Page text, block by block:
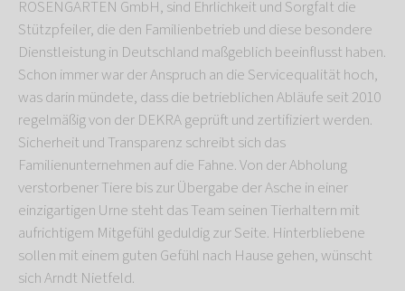
ROSENGARTEN GmbH, sind Ehrlichkeit und Sorgfalt die
Stützpfeiler, die den Familienbetrieb und diese besondere
Dienstleistung in Deutschland maßgeblich beeinflusst haben.
Schon immer war der Anspruch an die Servicequalität hoch,
was darin mündete, dass die betrieblichen Abläufe seit 2010
regelmäßig von der DEKRA geprüft und zertifiziert werden.
Sicherheit und Transparenz schreibt sich das
Familienunternehmen auf die Fahne. Von der Abholung
verstorbener Tiere bis zur Übergabe der Asche in einer
einzigartigen Urne steht das Team seinen Tierhaltern mit
aufrichtigem Mitgefühl geduldig zur Seite. Hinterbliebene
sollen mit einem guten Gefühl nach Hause gehen, wünscht
sich Arndt Nietfeld.